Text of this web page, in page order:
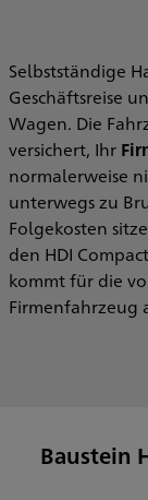
Selbstständige
Geschäftsreise
Wagen. Die
versichert, Ihr
normalerweise
unterwegs zu
Folgekosten
den HDI
kommt für die
Firmenfahrzeug
Baustein